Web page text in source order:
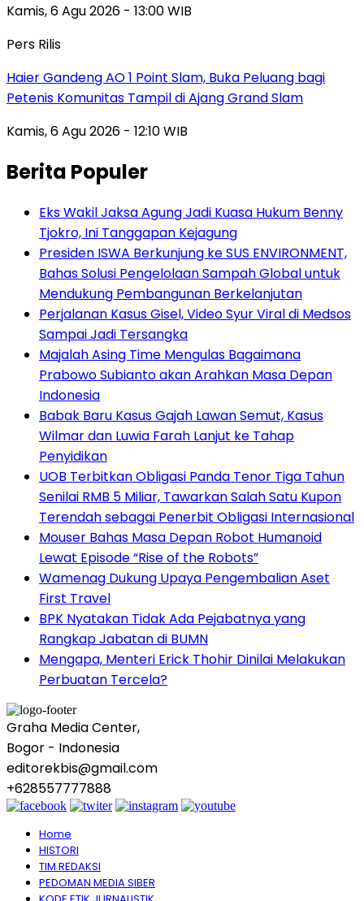
Kamis, 6 Agu 2026 - 13:00 WIB
Pers Rilis
Haier Gandeng AO 1 Point Slam, Buka Peluang bagi
Petenis Komunitas Tampil di Ajang Grand Slam
Kamis, 6 Agu 2026 - 12:10 WIB
Berita Populer
Eks Wakil Jaksa Agung Jadi Kuasa Hukum Benny
Tjokro, Ini Tanggapan Kejagung
Presiden ISWA Berkunjung ke SUS ENVIRONMENT,
Bahas Solusi Pengelolaan Sampah Global untuk
Mendukung Pembangunan Berkelanjutan
Perjalanan Kasus Gisel, Video Syur Viral di Medsos
Sampai Jadi Tersangka
Majalah Asing Time Mengulas Bagaimana
Prabowo Subianto akan Arahkan Masa Depan
Indonesia
Babak Baru Kasus Gajah Lawan Semut, Kasus
Wilmar dan Luwia Farah Lanjut ke Tahap
Penyidikan
UOB Terbitkan Obligasi Panda Tenor Tiga Tahun
Senilai RMB 5 Miliar, Tawarkan Salah Satu Kupon
Terendah sebagai Penerbit Obligasi Internasional
Mouser Bahas Masa Depan Robot Humanoid
Lewat Episode “Rise of the Robots”
Wamenag Dukung Upaya Pengembalian Aset
First Travel
BPK Nyatakan Tidak Ada Pejabatnya yang
Rangkap Jabatan di BUMN
Mengapa, Menteri Erick Thohir Dinilai Melakukan
Perbuatan Tercela?
Graha Media Center,
Bogor - Indonesia
editorekbis@gmail.com
+628557777888
Home
HISTORI
TIM REDAKSI
PEDOMAN MEDIA SIBER